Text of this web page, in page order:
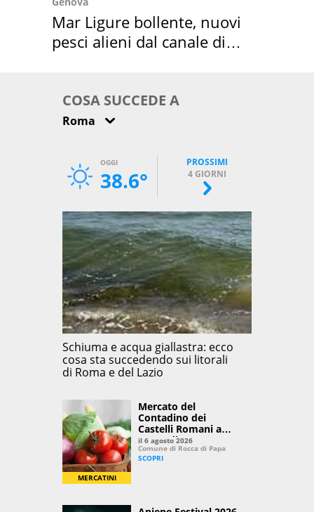
Mar Ligure bollente, nuovi
pesci alieni dal canale di